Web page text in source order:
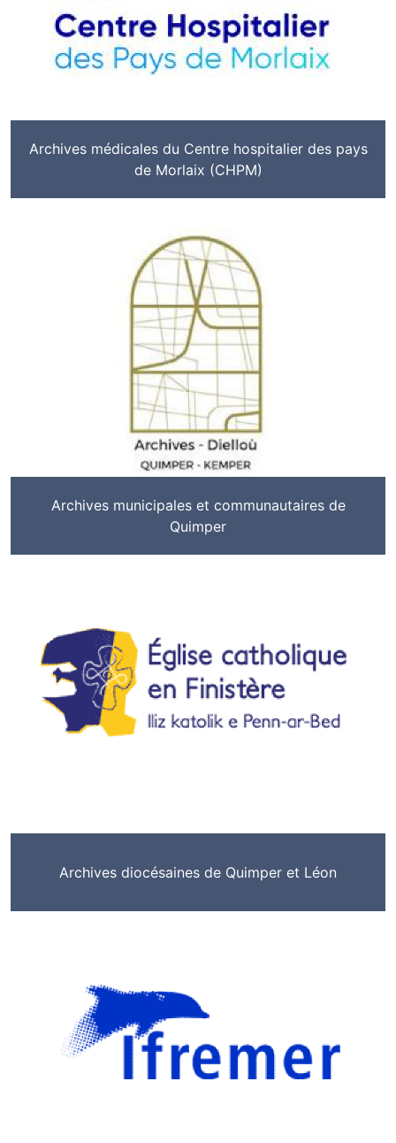
Archives médicales du Centre hospitalier des pays
de Morlaix (CHPM)
Archives municipales et communautaires de
Quimper
Archives diocésaines de Quimper et Léon